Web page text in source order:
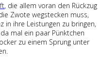
, die allem voran den Rückzug
Zwote wegstecken muss,
in ihre Leistungen zu bringen,
mal ein paar Pünktchen
zu einem Sprung unter